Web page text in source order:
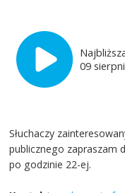
09
Słuchaczy
publicznego zapraszam
po godzinie 22-ej.